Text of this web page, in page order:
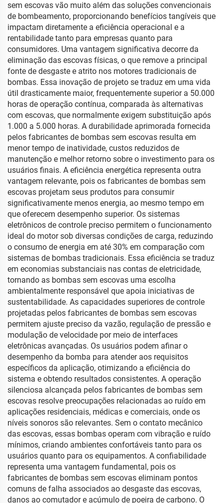
sem escovas vão muito além das soluções convencionais
de bombeamento, proporcionando benefícios tangíveis que
impactam diretamente a eficiência operacional e a
rentabilidade tanto para empresas quanto para
consumidores. Uma vantagem significativa decorre da
eliminação das escovas físicas, o que remove a principal
fonte de desgaste e atrito nos motores tradicionais de
bombas. Essa inovação de projeto se traduz em uma vida
útil drasticamente maior, frequentemente superior a 50.000
horas de operação contínua, comparada às alternativas
com escovas, que normalmente exigem substituição após
1.000 a 5.000 horas. A durabilidade aprimorada fornecida
pelos fabricantes de bombas sem escovas resulta em
menor tempo de inatividade, custos reduzidos de
manutenção e melhor retorno sobre o investimento para os
usuários finais. A eficiência energética representa outra
vantagem relevante, pois os fabricantes de bombas sem
escovas projetam seus produtos para consumir
significativamente menos energia, ao mesmo tempo em
que oferecem desempenho superior. Os sistemas
eletrônicos de controle preciso permitem o funcionamento
ideal do motor sob diversas condições de carga, reduzindo
o consumo de energia em até 30% em comparação com
sistemas de bombas tradicionais. Essa eficiência se traduz
em economias substanciais nas contas de eletricidade,
tornando as bombas sem escovas uma escolha
ambientalmente responsável que apoia iniciativas de
sustentabilidade. As capacidades superiores de controle
projetadas pelos fabricantes de bombas sem escovas
permitem ajuste preciso da vazão, regulação de pressão e
modulação de velocidade por meio de interfaces
eletrônicas avançadas. Os usuários podem afinar o
desempenho da bomba para atender aos requisitos
específicos da aplicação, otimizando a eficiência do
sistema e obtendo resultados consistentes. A operação
silenciosa alcançada pelos fabricantes de bombas sem
escovas resolve preocupações relacionadas ao ruído em
aplicações residenciais, médicas e comerciais, onde os
níveis sonoros são relevantes. Sem o contato mecânico
das escovas, essas bombas operam com vibração e ruído
mínimos, criando ambientes confortáveis tanto para os
usuários quanto para os equipamentos. A confiabilidade
representa uma vantagem fundamental, pois os
fabricantes de bombas sem escovas eliminam pontos
comuns de falha associados ao desgaste das escovas,
danos ao comutador e acúmulo de poeira de carbono. O